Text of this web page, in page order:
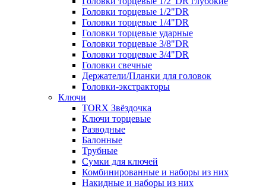
Головки торцевые 1/2"DR
Головки торцевые 1/4"DR
Головки торцевые ударные
Головки торцевые 3/8"DR
Головки торцевые 3/4"DR
Головки свечные
Держатели/Планки для головок
Головки-экстракторы
Ключи
TORX Звёздочка
Ключи торцевые
Разводные
Балонные
Трубные
Сумки для ключей
Комбинированные и наборы из них
Накидные и наборы из них